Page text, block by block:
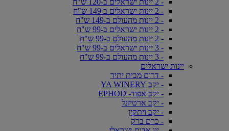
- 2 יינות ישראלים ב-120 ש"ח
- 2 יינות ישראלים ב 149 ש"ח
- 2 יינות מהעולם ב-149 ש"ח
- 2 יינות ישראלים ב-99 ש"ח
- 2 יינות מהעולם ב-99 ש"ח
- 3 יינות ישראלים ב-99 ש"ח
- 3 יינות מהעולם ב-99 ש"ח
יינות ישראלים
- דרום מבית יתיר
- יקב YA WINERY
- יקב אפוד- EPHOD
- יקב ארטיזנל
- יקב ויתקין
- כרם ברק